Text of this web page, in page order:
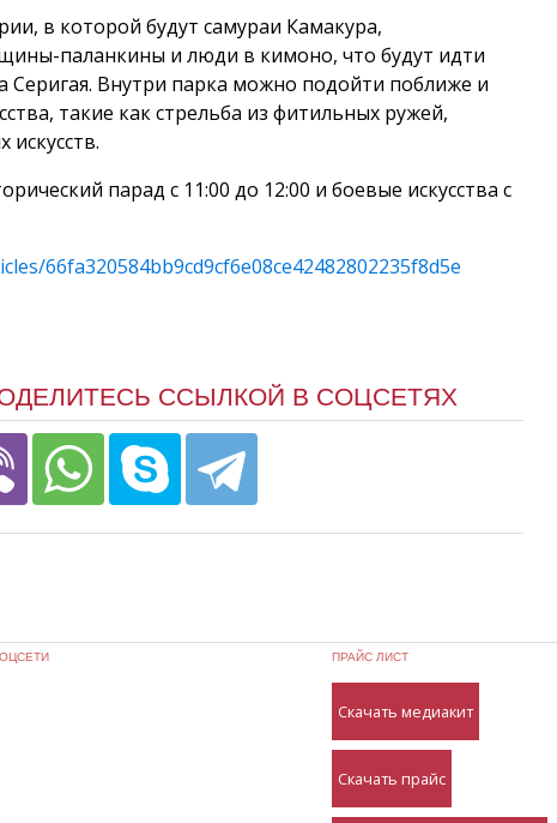
в которой будут самураи Камакура,
паланкины и люди в кимоно, что будут идти
Внутри парка можно подойти поближе и
такие как стрельба из фитильных ружей,
парад с 11:00 до 12:00 и боевые искусства с
66fa320584bb9cd9cf6e08ce42482802235f8d5e
ССЫЛКОЙ В СОЦСЕТЯХ
ПРАЙС ЛИСТ
Скачать медиакит
Скачать прайс